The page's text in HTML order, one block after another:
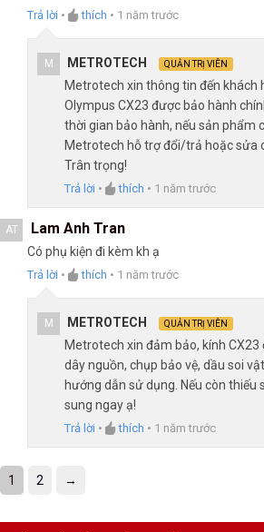
Trả lời • thích • 1 năm trước
M METROTECH QUẢN TRỊ VIÊN
Metrotech xin thông tin đến khách
Olympus CX23 được bảo hành
thời gian bảo hành, nếu sản phẩm
Metrotech hỗ trợ đổi/trả hoặc sửa
Trân trọng!
Trả lời • thích • 1 năm trước
AT Lam Anh Tran
Có phụ kiện đi kèm kh ạ
Trả lời • thích • 1 năm trước
M METROTECH QUẢN TRỊ VIÊN
Metrotech xin đảm bảo, kính CX23
dây nguồn, chụp bảo vệ, dầu soi
hướng dẫn sử dụng. Nếu còn thiếu
sung ngay ạ!
Trả lời • thích • 1 năm trước
1 2 →